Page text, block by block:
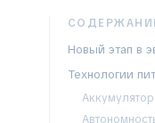
Новый этап в
Технологии